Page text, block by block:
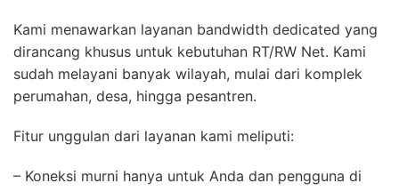
Kami menawarkan layanan bandwidth dedicated yang
dirancang khusus untuk kebutuhan RT/RW Net. Kami
sudah melayani banyak wilayah, mulai dari komplek
perumahan, desa, hingga pesantren.
Fitur unggulan dari layanan kami meliputi:
– Koneksi murni hanya untuk Anda dan pengguna di